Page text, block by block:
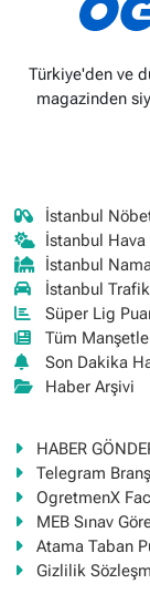
Türkiye'den ve
magazinden
İstanbul
İstanbul Hava
İstanbul
İstanbul
Süper Lig
Tüm
Son Dakika
Haber Arşivi
HABER
Telegram
OgretmenX
MEB Sınav
Atama Taban
Gizlilik